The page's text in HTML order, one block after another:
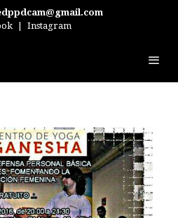
Instagram